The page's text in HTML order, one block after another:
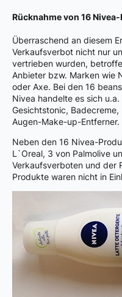
Rücknahme von 16
Überraschend an diesem
Verkaufsverbot nicht nur
vertrieben wurden,
Anbieter bzw. Marken wie
oder Axe. Bei den 16
Nivea handelte es sich
Gesichtstonic,
Augen-Make-up-Entferner.
Neben den 16 Nivea-
L`Oreal, 3 von Palmolive
Verkaufsverboten und der
Produkte waren nicht in